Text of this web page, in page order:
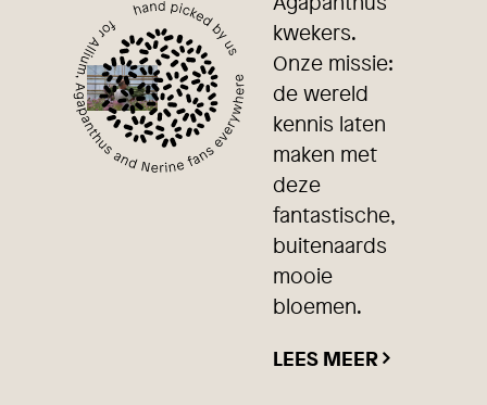
kwekers.
Onze missie:
de wereld
kennis laten
maken met
deze
fantastische,
buitenaards
mooie
bloemen.
LEES MEER